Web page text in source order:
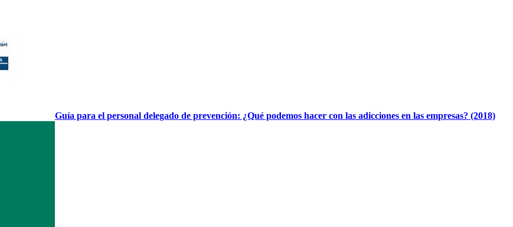
Guía para el personal delegado de prevención: ¿Qué podemos hacer con las adicciones en las empresas? (2018)